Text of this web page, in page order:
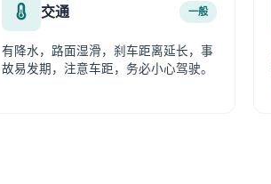
交通 一般
有降水，路面湿滑，刹车距离延长，事
故易发期，注意车距，务必小心驾驶。